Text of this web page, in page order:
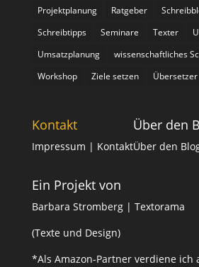
Projektplanung
Ratgeber
Schreibtipps
Seminare Texter
Umsatzplanung
wissenschaftliches
Workshop
Ziele setzen Übersetzer
Kontakt
Impressum | Kontakt
Über den
Über den
Ein Projekt von
Barbara Stromberg | Textorama
(Texte und Design)
*Als Amazon-Partner verdiene ich